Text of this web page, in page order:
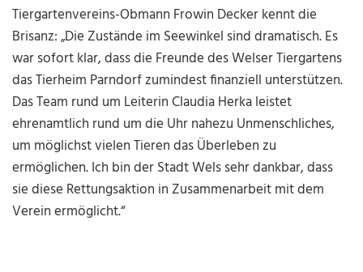
Tiergartenvereins-Obmann Frowin Decker kennt die
Brisanz: „Die Zustände im Seewinkel sind dramatisch. Es
war sofort klar, dass die Freunde des Welser Tiergartens
das Tierheim Parndorf zumindest finanziell unterstützen.
Das Team rund um Leiterin Claudia Herka leistet
ehrenamtlich rund um die Uhr nahezu Unmenschliches,
um möglichst vielen Tieren das Überleben zu
ermöglichen. Ich bin der Stadt Wels sehr dankbar, dass
sie diese Rettungsaktion in Zusammenarbeit mit dem
Verein ermöglicht.“